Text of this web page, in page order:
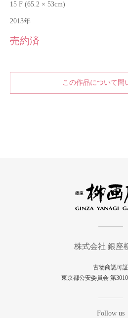
15 F (65.2 × 53cm)
2013年
売約済
この作品について問
株式会社 銀座
古物商認可証
東京都公安委員会 第
Follow us